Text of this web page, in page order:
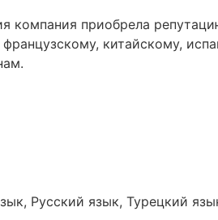
компания приобрела
китайскому,
Русский язык, Турецкий